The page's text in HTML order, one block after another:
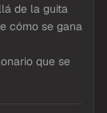
de la guita
cómo se gana
que se